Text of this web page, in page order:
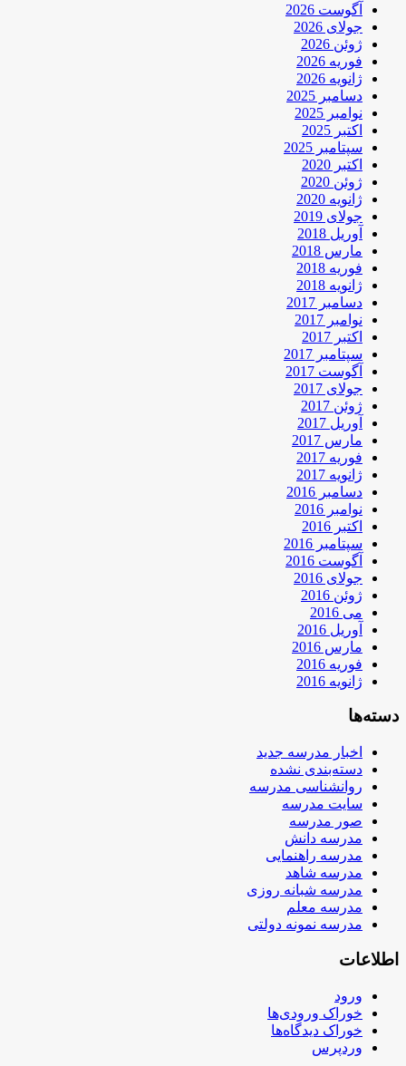
آگوست 2026
جولای 2026
ژوئن 2026
فوریه 2026
ژانویه 2026
دسامبر 2025
نوامبر 2025
اکتبر 2025
سپتامبر 2025
اکتبر 2020
ژوئن 2020
ژانویه 2020
جولای 2019
آوریل 2018
مارس 2018
فوریه 2018
ژانویه 2018
دسامبر 2017
نوامبر 2017
اکتبر 2017
سپتامبر 2017
آگوست 2017
جولای 2017
ژوئن 2017
آوریل 2017
مارس 2017
فوریه 2017
ژانویه 2017
دسامبر 2016
نوامبر 2016
اکتبر 2016
سپتامبر 2016
آگوست 2016
جولای 2016
ژوئن 2016
می 2016
آوریل 2016
مارس 2016
فوریه 2016
ژانویه 2016
دسته‌ها
اخبار مدرسه جدید
دسته‌بندی نشده
روانشناسی مدرسه
سایت مدرسه
صور مدرسه
مدرسه دانش
مدرسه راهنمایی
مدرسه شاهد
مدرسه شبانه روزی
مدرسه معلم
مدرسه نمونه دولتی
اطلاعات
ورود
خوراک ورودی‌ها
خوراک دیدگاه‌ها
وردپرس